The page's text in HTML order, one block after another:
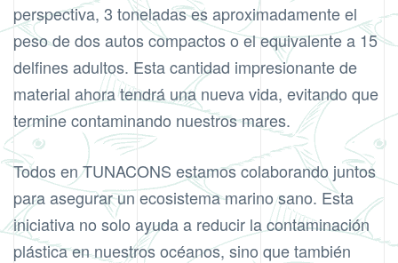
perspectiva, 3 toneladas es aproximadamente el
peso de dos autos compactos o el equivalente a 15
delfines adultos. Esta cantidad impresionante de
material ahora tendrá una nueva vida, evitando que
termine contaminando nuestros mares.
Todos en TUNACONS estamos colaborando juntos
para asegurar un ecosistema marino sano. Esta
iniciativa no solo ayuda a reducir la contaminación
plástica en nuestros océanos, sino que también